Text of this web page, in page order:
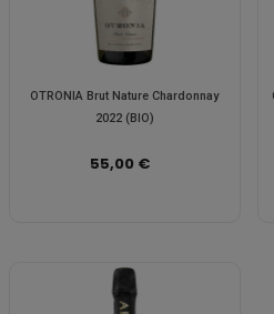
OTRONIA Brut Nature Chardonnay
2022 (BIO)
55,00 €